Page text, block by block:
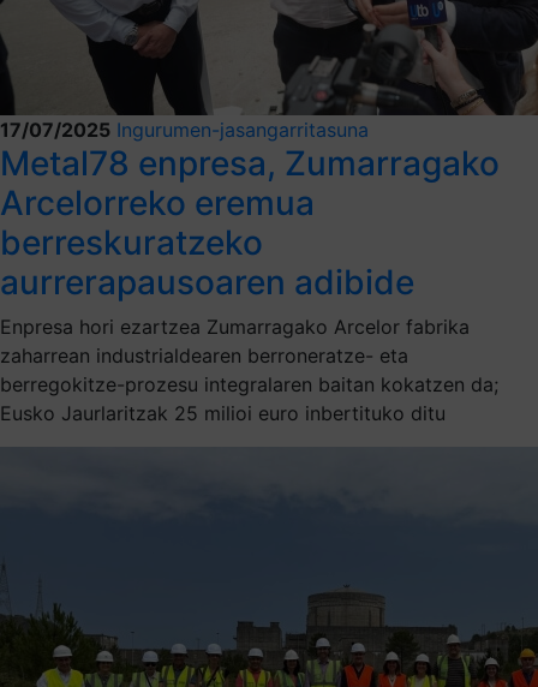
17/07/2025 Ingurumen-jasangarritasuna
Metal78 enpresa, Zumarragako
Arcelorreko eremua
berreskuratzeko
aurrerapausoaren adibide
Enpresa hori ezartzea Zumarragako Arcelor fabrika
zaharrean industrialdearen berroneratze- eta
berregokitze-prozesu integralaren baitan kokatzen da;
Eusko Jaurlaritzak 25 milioi euro inbertituko ditu